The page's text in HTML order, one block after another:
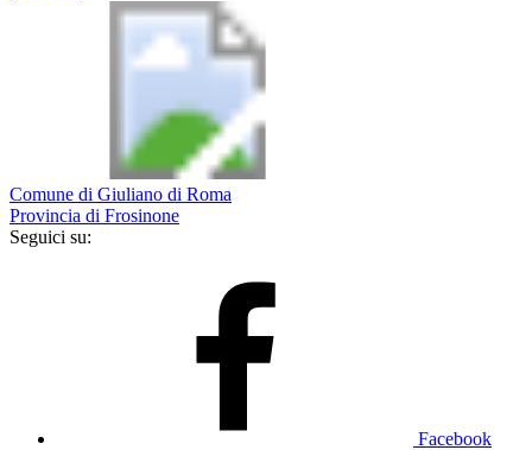
Comune di Giuliano di Roma
Provincia di Frosinone
Seguici su:
Facebook